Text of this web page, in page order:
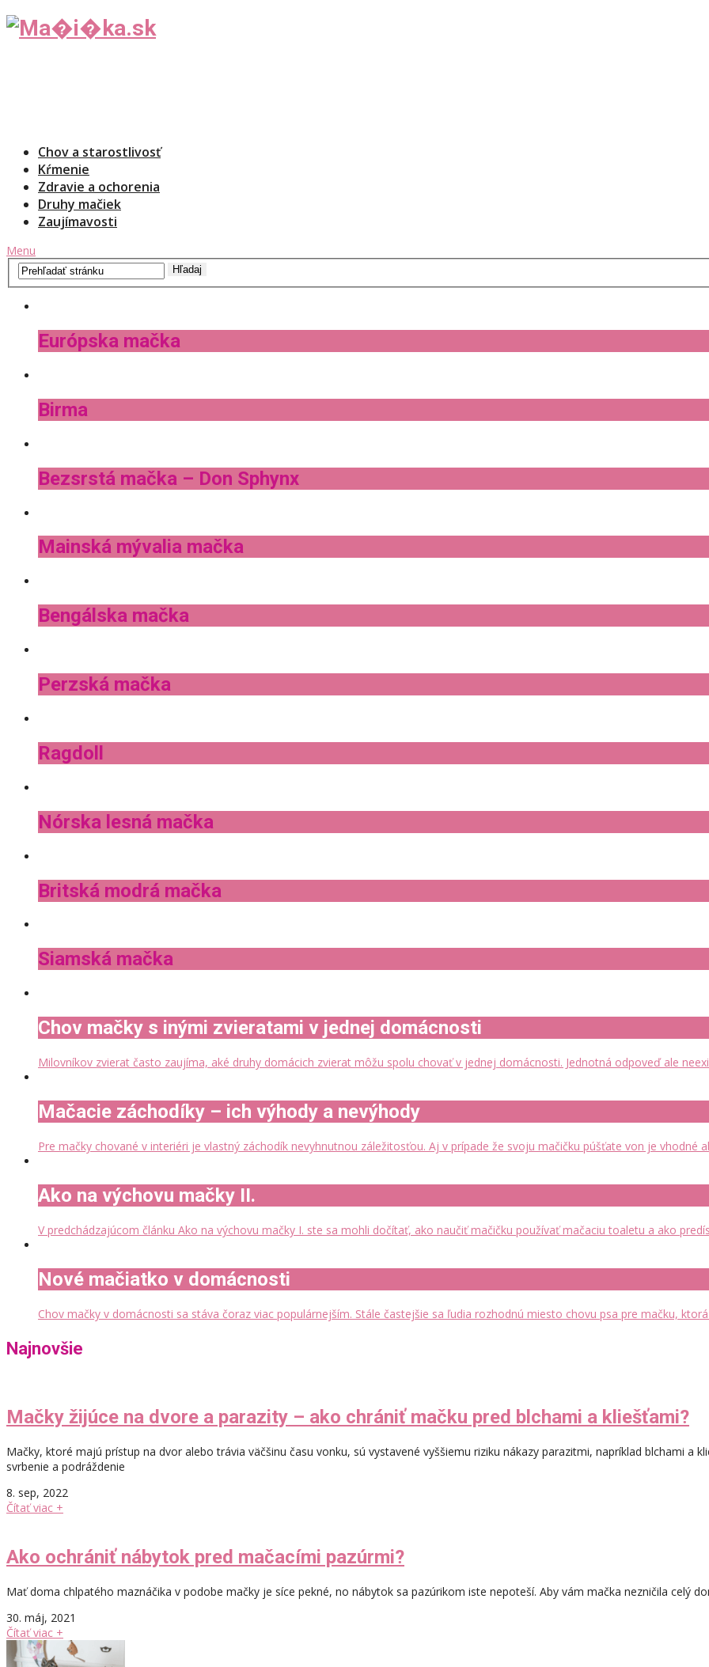
Chov a starostlivosť
Kŕmenie
Zdravie a ochorenia
Druhy mačiek
Zaujímavosti
Menu
Európska mačka
Birma
Bezsrstá mačka – Don Sphynx
Mainská mývalia mačka
Bengálska mačka
Perzská mačka
Ragdoll
Nórska lesná mačka
Britská modrá mačka
Siamská mačka
Chov mačky s inými zvieratami v jednej domácnosti
Milovníkov zvierat často zaujíma, aké druhy domácich zvierat môžu spolu chovať v jednej domácnosti. Jednotná odpoveď ale
Mačacie záchodíky – ich výhody a nevýhody
Pre mačky chované v interiéri je vlastný záchodík nevyhnutnou záležitosťou. Aj v prípade že svoju mačičku púšťate von je vhodné
Ako na výchovu mačky II.
V predchádzajúcom článku Ako na výchovu mačky I. ste sa mohli dočítať, ako naučiť mačičku používať mačaciu toaletu a ako
Nové mačiatko v domácnosti
Chov mačky v domácnosti sa stáva čoraz viac populárnejším. Stále častejšie sa ľudia rozhodnú miesto chovu psa pre mačku,
Najnovšie
Mačky žijúce na dvore a parazity – ako chrániť mačku pred blchami a kliešťami?
Mačky, ktoré majú prístup na dvor alebo trávia väčšinu času vonku, sú vystavené vyššiemu riziku nákazy parazitmi, napríklad blchami a
svrbenie a podráždenie
8. sep, 2022
Čítať viac +
Ako ochrániť nábytok pred mačacími pazúrmi?
Mať doma chlpatého maznáčika v podobe mačky je síce pekné, no nábytok sa pazúrikom iste nepoteší. Aby vám mačka nezničila celý
30. máj, 2021
Čítať viac +